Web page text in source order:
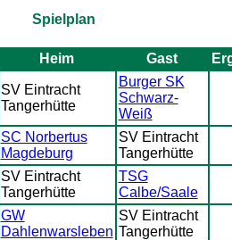
Spielplan
Heim Gast
SV Eintracht
Tangerhütte
Burger SK
Schwarz-
Weiß
SC Norbertus
Magdeburg
SV Eintracht
Tangerhütte
SV Eintracht
Tangerhütte
TSG
Calbe/Saale
GW
Dahlenwarsleben
SV Eintracht
Tangerhütte